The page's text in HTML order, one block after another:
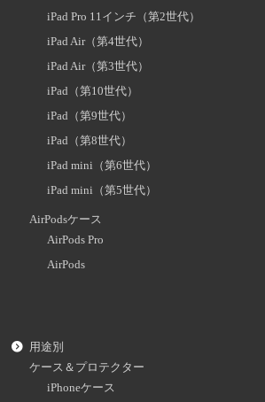
iPad Pro 11インチ（第2世代）
iPad Air（第4世代）
iPad Air（第3世代）
iPad（第10世代）
iPad（第9世代）
iPad（第8世代）
iPad mini（第6世代）
iPad mini（第5世代）
AirPodsケース
AirPods Pro
AirPods
用途別
ケース＆プロテクター
iPhoneケース